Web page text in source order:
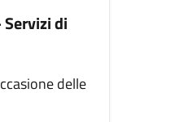
di
delle